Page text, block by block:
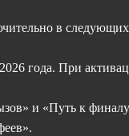
в
года. При
и «Путь к